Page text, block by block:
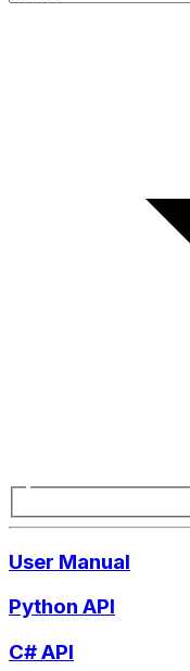
User Manual
Python API
C# API